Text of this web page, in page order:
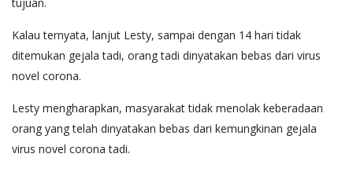
Kalau ternyata, lanjut Lesty, sampai dengan 14 hari tidak
ditemukan gejala tadi, orang tadi dinyatakan bebas dari virus
novel corona.
Lesty mengharapkan, masyarakat tidak menolak keberadaan
orang yang telah dinyatakan bebas dari kemungkinan gejala
virus novel corona tadi.